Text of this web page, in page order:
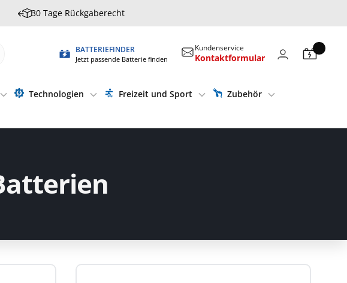
30 Tage Rückgaberecht
BATTERIEFINDER
Jetzt passende Batterie finden
Kundenservice
Kontaktformular
Technologien Freizeit und Sport
Zubehör